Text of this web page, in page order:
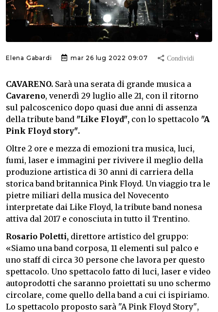
Elena Gabardi mar 26 lug 2022 09:07
CAVARENO. Sarà una serata di grande musica a
Cavareno, venerdì 29 luglio alle 21, con il ritorno
sul palcoscenico dopo quasi due anni di assenza
della tribute band "Like Floyd", con lo spettacolo "A
Pink Floyd story".
Oltre 2 ore e mezza di emozioni tra musica, luci,
fumi, laser e immagini per rivivere il meglio della
produzione artistica di 30 anni di carriera della
storica band britannica Pink Floyd. Un viaggio tra le
pietre miliari della musica del Novecento
interpretate dai Like Floyd, la tribute band nonesa
attiva dal 2017 e conosciuta in tutto il Trentino.
Rosario Poletti, direttore artistico del gruppo:
«Siamo una band corposa, 11 elementi sul palco e
uno staff di circa 30 persone che lavora per questo
spettacolo. Uno spettacolo fatto di luci, laser e video
autoprodotti che saranno proiettati su uno schermo
circolare, come quello della band a cui ci ispiriamo.
Lo spettacolo proposto sarà "A Pink Floyd Story",